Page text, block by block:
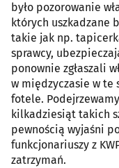
było pozorowanie
których uszkadzane
takie jak np.
sprawcy,
ponownie zgłaszali
w międzyczasie w te
fotele.
kilkadziesiąt takich
pewnością wyjaśni
funkcjonariuszy z
zatrzymań.